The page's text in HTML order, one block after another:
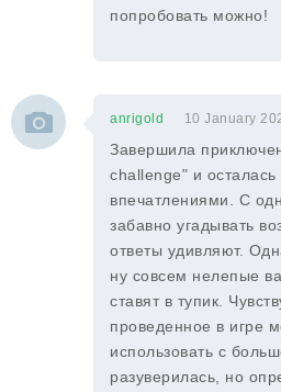
попробовать можно!
anrigold 10 January
Завершила
challenge" и
впечатлениями. С
забавно угадывать
ответы удивляют.
ну совсем нелепые
ставят в тупик.
проведенное в игре
использовать с
разуверилась, но